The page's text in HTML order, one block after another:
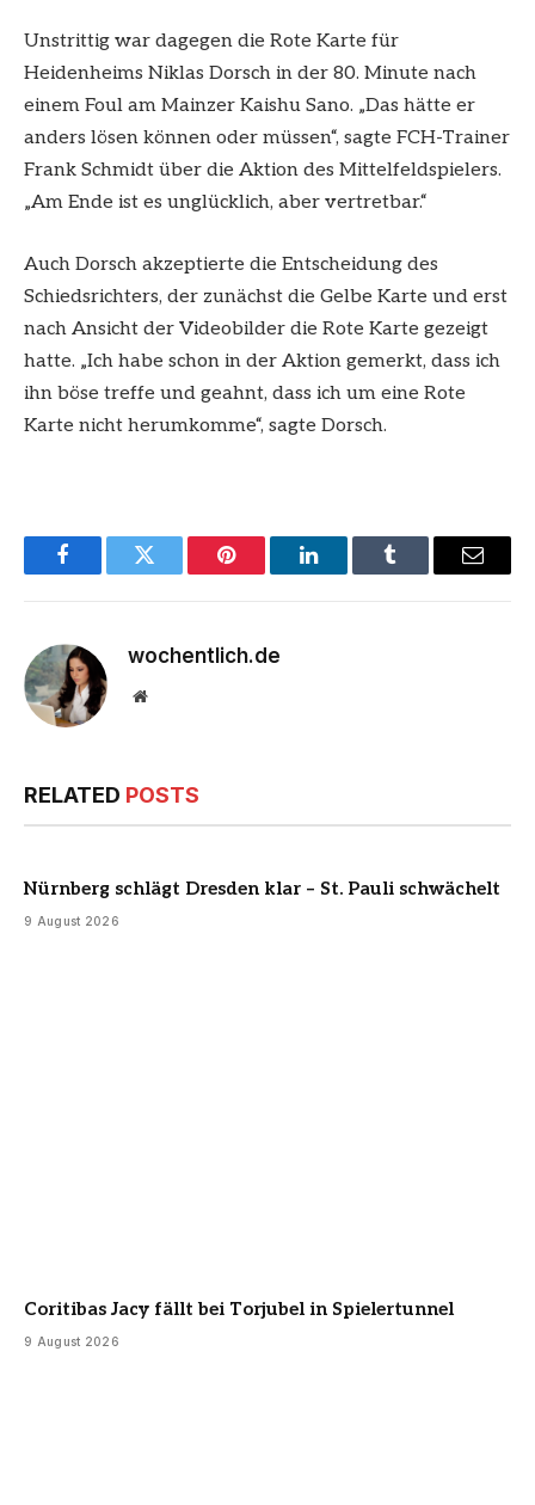
Unstrittig war dagegen die Rote Karte für
Heidenheims Niklas Dorsch in der 80. Minute nach
einem Foul am Mainzer Kaishu Sano. „Das hätte er
anders lösen können oder müssen“, sagte FCH-Trainer
Frank Schmidt über die Aktion des Mittelfeldspielers.
„Am Ende ist es unglücklich, aber vertretbar.“
Auch Dorsch akzeptierte die Entscheidung des
Schiedsrichters, der zunächst die Gelbe Karte und erst
nach Ansicht der Videobilder die Rote Karte gezeigt
hatte. „Ich habe schon in der Aktion gemerkt, dass ich
ihn böse treffe und geahnt, dass ich um eine Rote
Karte nicht herumkomme“, sagte Dorsch.
FacebookTwitter Pinterest LinkedInTumblr Email
wochentlich.de
Website
RELATED POSTS
Nürnberg schlägt Dresden klar – St. Pauli schwächelt
9 August 2026
Coritibas Jacy fällt bei Torjubel in Spielertunnel
9 August 2026